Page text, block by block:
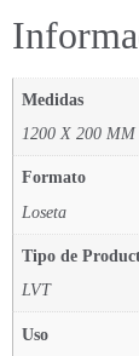
Medidas
1200 X 200 MM
Formato
Loseta
Tipo de
LVT
Uso